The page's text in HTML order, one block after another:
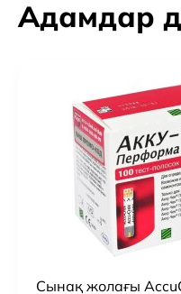
Адамдар
Сынақ жолағы